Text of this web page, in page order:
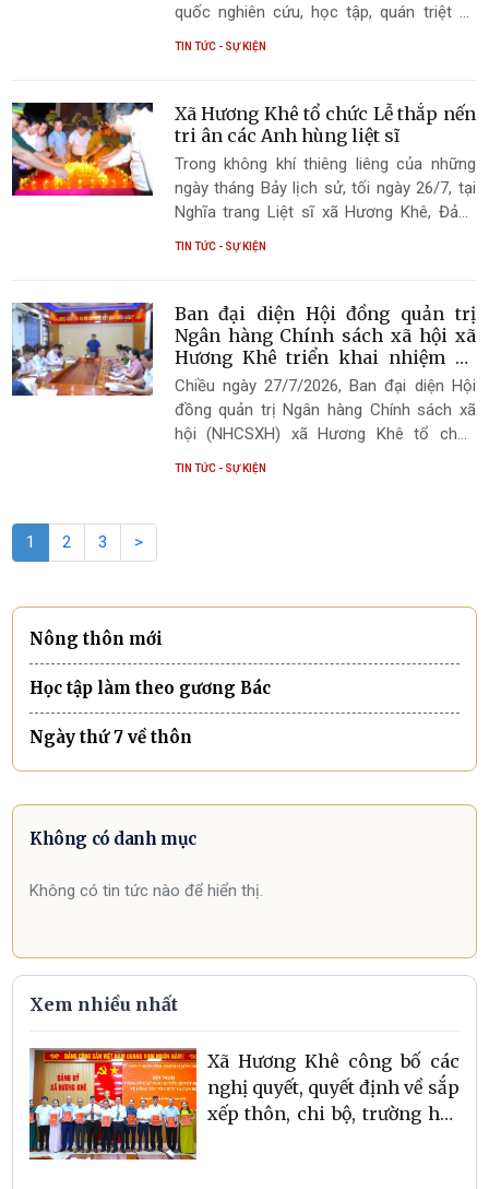
quốc nghiên cứu, học tập, quán triệt và
kết hợp trực tuyến tới các điểm cầu trên
cả nước.
TIN TỨC - SỰ KIỆN
Xã Hương Khê tổ chức Lễ thắp nến
tri ân các Anh hùng liệt sĩ
Trong không khí thiêng liêng của những
ngày tháng Bảy lịch sử, tối ngày 26/7, tại
Nghĩa trang Liệt sĩ xã Hương Khê, Đảng
Lễ thắp nến tri ân các Anh hùng liệt sĩ
nhân kỷ niệm 79 năm Ngày Thương binh -
Liệt sĩ (27/7/1947 - 27/7/2026).
TIN TỨC - SỰ KIỆN
Ban đại diện Hội đồng quản trị
Ngân hàng Chính sách xã hội xã
Hương Khê triển khai nhiệm vụ
quý III năm 2026
Chiều ngày 27/7/2026, Ban đại diện Hội
đồng quản trị Ngân hàng Chính sách xã
hội (NHCSXH) xã Hương Khê tổ chức
TIN TỨC - SỰ KIỆN
1 2 3 >
Nông thôn mới
Học tập làm theo gương Bác
Ngày thứ 7 về thôn
Không có danh mục
Không có tin tức nào để hiển thị.
Xem nhiều nhất
Xã Hương Khê công bố các
nghị quyết, quyết định về sắp
xếp thôn, chi bộ, trường học